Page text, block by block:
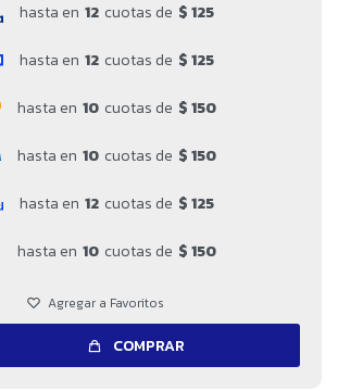
hasta en 12 cuotas de $ 125
hasta en 12 cuotas de $ 125
hasta en 10 cuotas de $ 150
hasta en 10 cuotas de $ 150
hasta en 12 cuotas de $ 125
hasta en 10 cuotas de $ 150
COMPRAR